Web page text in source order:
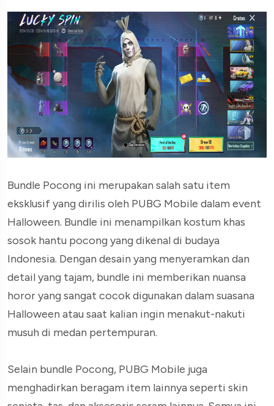
Bundle Pocong ini merupakan salah satu item
eksklusif yang dirilis oleh PUBG Mobile dalam event
Halloween. Bundle ini menampilkan kostum khas
sosok hantu pocong yang dikenal di budaya
Indonesia. Dengan desain yang menyeramkan dan
detail yang tajam, bundle ini memberikan nuansa
horor yang sangat cocok digunakan dalam suasana
Halloween atau saat kalian ingin menakut-nakuti
musuh di medan pertempuran.
Selain bundle Pocong, PUBG Mobile juga
menghadirkan beragam item lainnya seperti skin